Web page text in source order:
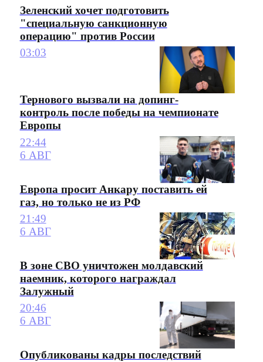
Зеленский хочет подготовить
"специальную санкционную
операцию" против России
03:03
Тернового вызвали на допинг-
контроль после победы на чемпионате
Европы
22:44
6 АВГ
Европа просит Анкару поставить ей
газ, но только не из РФ
21:49
6 АВГ
В зоне СВО уничтожен молдавский
наемник, которого награждал
Залужный
20:46
6 АВГ
Опубликованы кадры последствий